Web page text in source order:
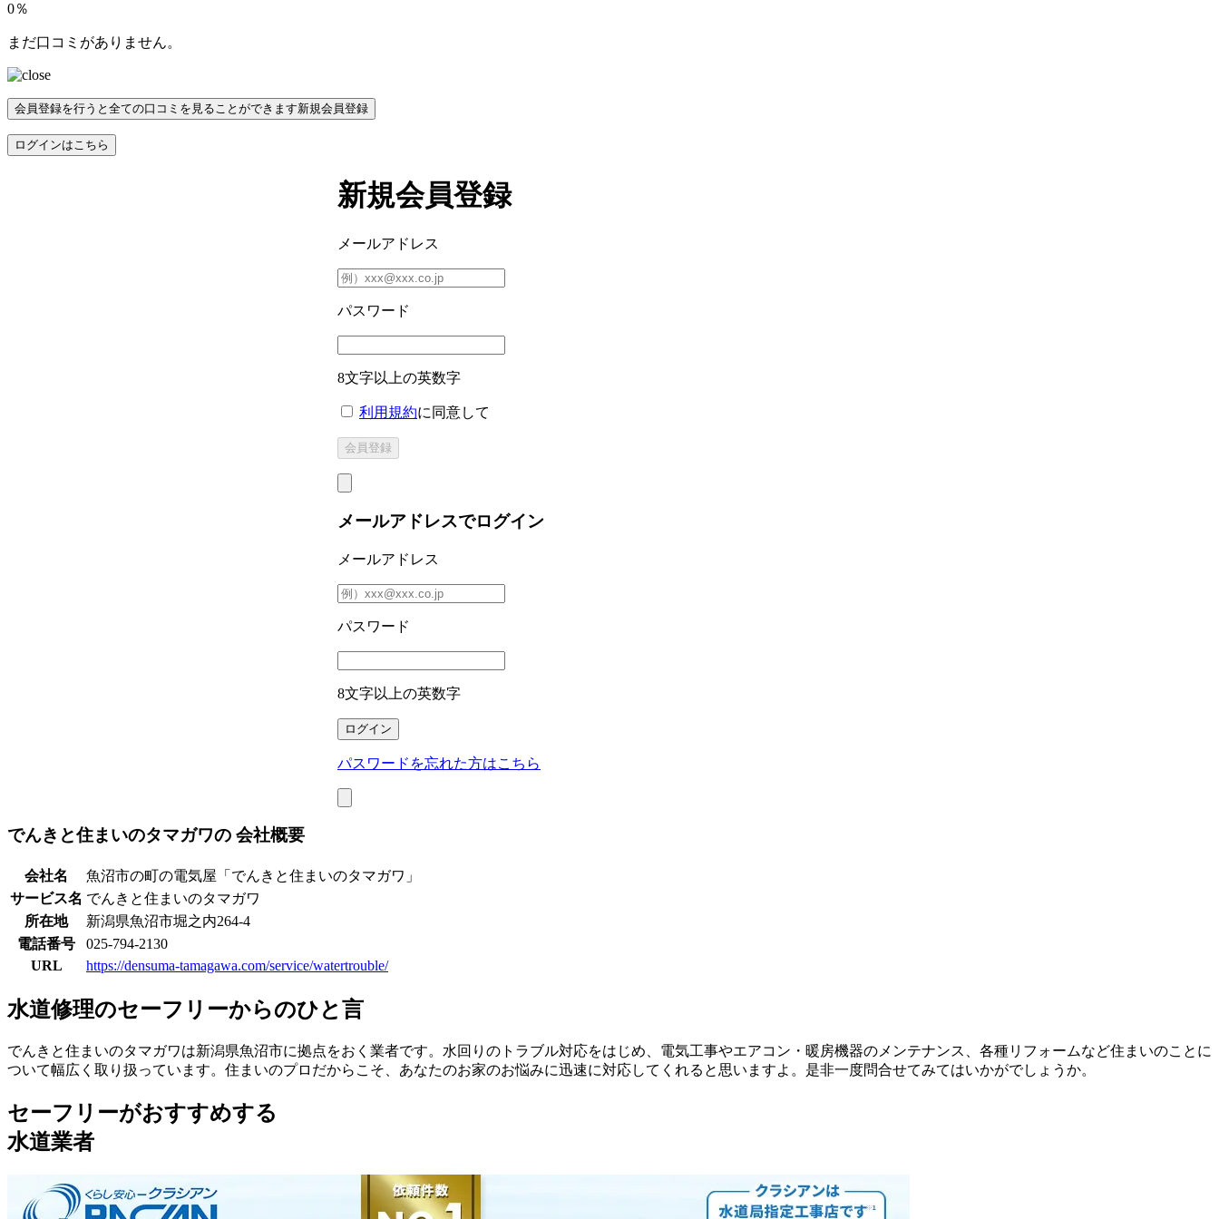
0％
まだ口コミがありません。
会員登録を行うと全ての口コミを見ることができます新規会員登録
ログインはこちら
新規会員登録
メールアドレス
パスワード
8文字以上の英数字
利用規約に同意して
メールアドレスでログイン
メールアドレス
パスワード
8文字以上の英数字
パスワードを忘れた方はこちら
でんきと住まいのタマガワの 会社概要
会社名
魚沼市の町の電気屋「でんきと住まいのタマガワ」
サービス名 でんきと住まいのタマガワ
所在地
新潟県魚沼市堀之内264-4
電話番号
025-794-2130
URL
https://densuma-tamagawa.com/service/watertrouble/
水道修理のセーフリーからのひと言
でんきと住まいのタマガワは新潟県魚沼市に拠点をおく業者です。水回りのトラブル対応をはじめ、電気工事やエアコン・暖房機器のメンテナンス、各種リフォームなど住まいのことに
ついて幅広く取り扱っています。住まいのプロだからこそ、あなたのお家のお悩みに迅速に対応してくれると思いますよ。是非一度問合せてみてはいかがでしょうか。
セーフリーがおすすめする
水道業者